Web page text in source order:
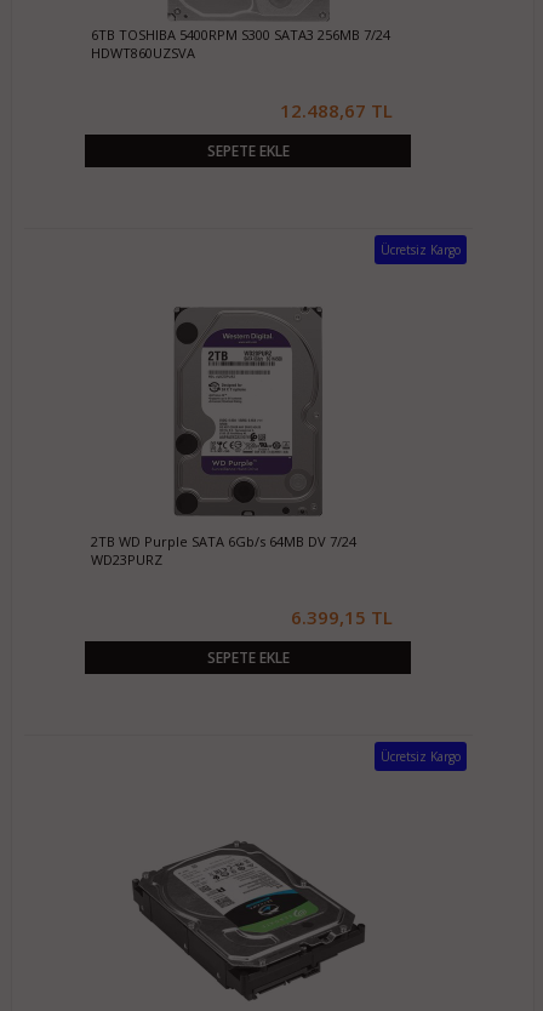
6TB TOSHIBA 5400RPM S300 SATA3 256MB 7/24
HDWT860UZSVA
12.488,67 TL
SEPETE EKLE
Ücretsiz Kargo
2TB WD Purple SATA 6Gb/s 64MB DV 7/24
WD23PURZ
6.399,15 TL
SEPETE EKLE
Ücretsiz Kargo